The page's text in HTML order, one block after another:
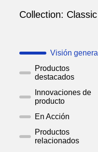
Collection: Classic
Visión general
Productos
destacados
Innovaciones de
producto
En Acción
Productos
relacionados